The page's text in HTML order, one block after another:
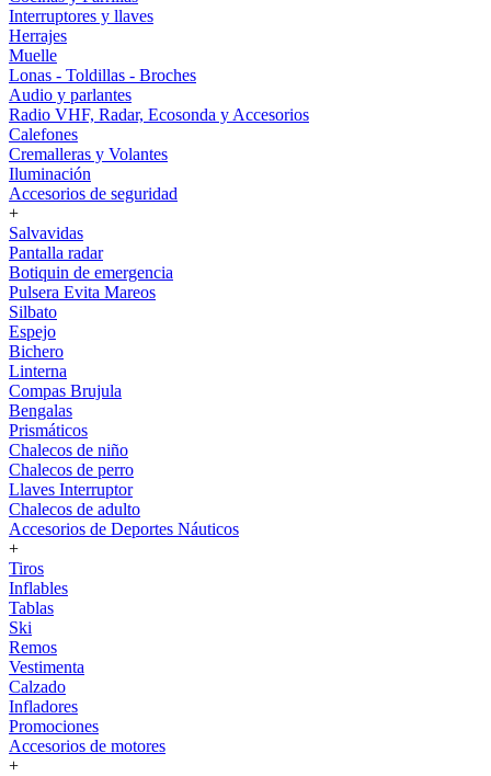
Interruptores y llaves
Herrajes
Muelle
Lonas - Toldillas - Broches
Audio y parlantes
Radio VHF, Radar, Ecosonda y Accesorios
Calefones
Cremalleras y Volantes
Iluminación
Accesorios de seguridad
+
Salvavidas
Pantalla radar
Botiquin de emergencia
Pulsera Evita Mareos
Silbato
Espejo
Bichero
Linterna
Compas Brujula
Bengalas
Prismáticos
Chalecos de niño
Chalecos de perro
Llaves Interruptor
Chalecos de adulto
Accesorios de Deportes Náuticos
+
Tiros
Inflables
Tablas
Ski
Remos
Vestimenta
Calzado
Infladores
Promociones
Accesorios de motores
+